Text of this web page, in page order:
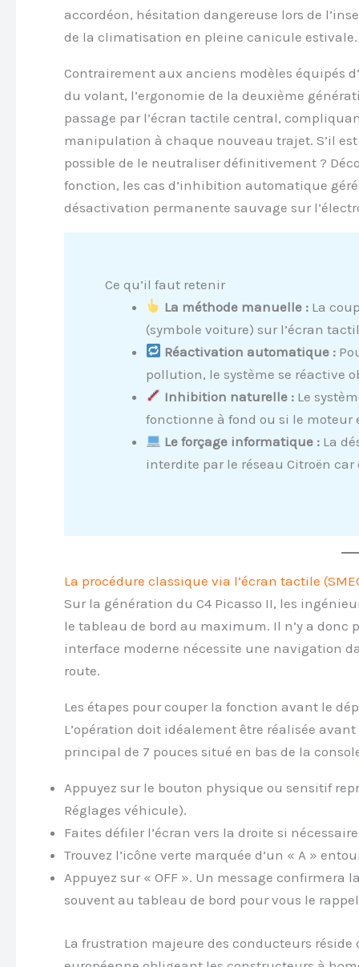
accordéon, hésitation dangereuse lors de
de la climatisation en pleine canicule estivale.
Contrairement aux anciens modèles équipés
du volant, l’ergonomie de la deuxième
passage par l’écran tactile central,
manipulation à chaque nouveau trajet. S’il
possible de le neutraliser définitivement ?
fonction, les cas d’inhibition automatique
désactivation permanente sauvage sur
Ce qu’il faut retenir
La méthode manuelle : La
(symbole voiture) sur l’écran
Réactivation automatique :
pollution, le système se réactive
Inhibition naturelle : Le
fonctionne à fond ou si le moteur
Le forçage informatique : La
interdite par le réseau Citroën
La procédure classique via l’écran tactile
Sur la génération du C4 Picasso II, les
le tableau de bord au maximum. Il n’y a donc
interface moderne nécessite une navigation
route.
Les étapes pour couper la fonction avant le
L’opération doit idéalement être réalisée
principal de 7 pouces situé en bas de la
Appuyez sur le bouton physique ou sensitif
Réglages véhicule).
Faites défiler l’écran vers la droite si
Trouvez l’icône verte marquée d’un « A »
Appuyez sur « OFF ». Un message
souvent au tableau de bord pour vous le
La frustration majeure des conducteurs